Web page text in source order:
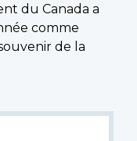
du Canada a
comme
de la